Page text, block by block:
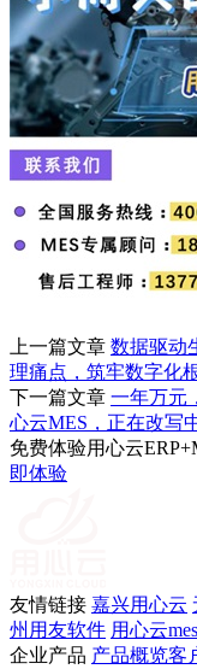
上一篇文章 数据驱动
理痛点，筑牢数字化
下一篇文章 一年万元
心云MES，正在改写
免费体验用心云
即体验
友情链接 嘉兴用心云
州用友软件 用心云mes
企业产品 产品概览客